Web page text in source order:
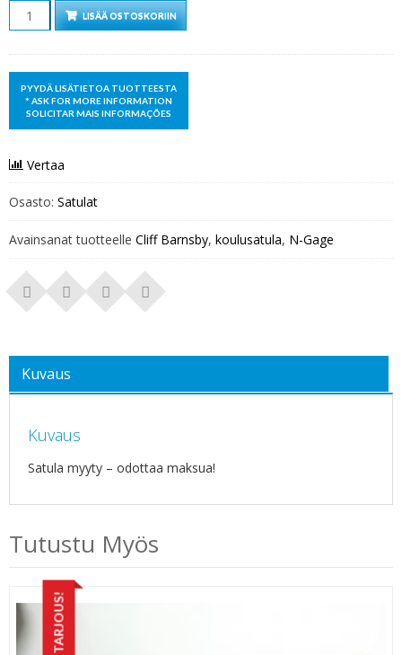
Määrä LISÄÄ OSTOSKORIIN
Vertaa
Osasto: Satulat
Avainsanat tuotteelle Cliff Barnsby, koulusatula, N-Gage
Kuvaus
Kuvaus
Satula myyty – odottaa maksua!
Tutustu Myös
TARJOUS!